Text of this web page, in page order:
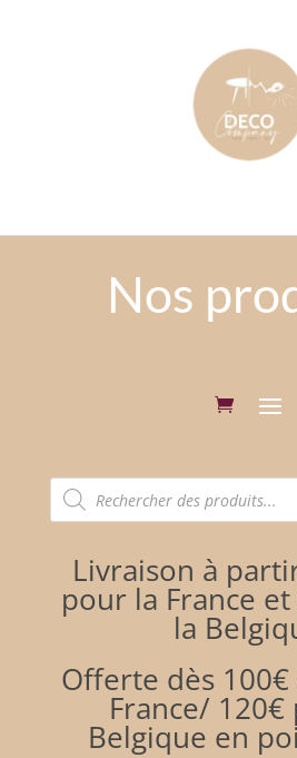
Nos
Recherche
de
produits
Livraison à
pour la France
la
Offerte dès
France/
Belgique en